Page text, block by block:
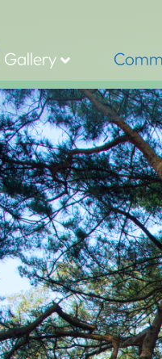
Gallery